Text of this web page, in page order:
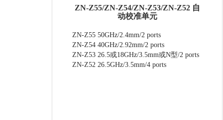
ZN-Z55/ZN-Z54/ZN-Z53/​ZN-Z52 自
动校准单元
ZN-Z55 50GHz/2.4mm/2 ports
ZN-Z54 40GHz/2.92mm/2 ports
ZN-Z53 26.5或18GHz/3.5mm或N型/2 ports
ZN-Z52 26.5GHz/3.5mm/4 ports